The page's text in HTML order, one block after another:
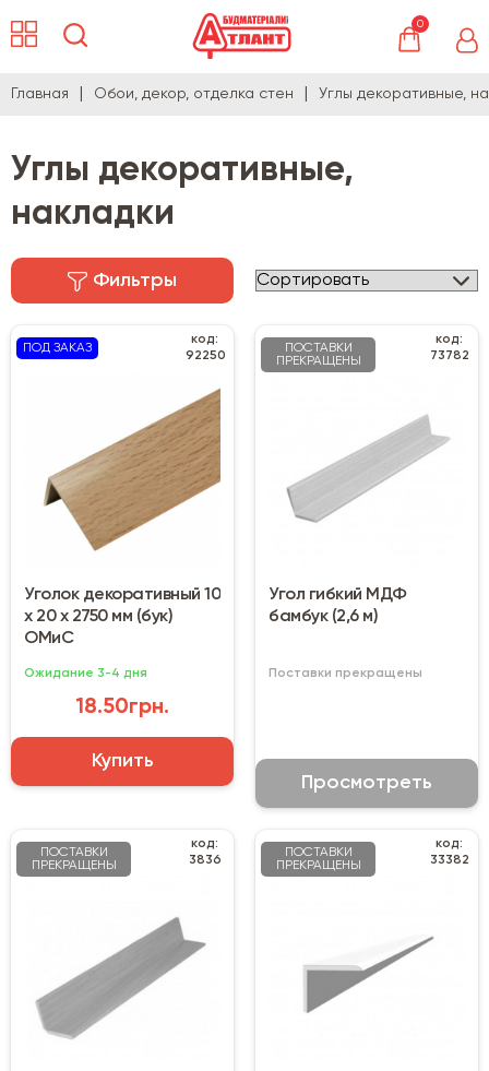
0
Главная Обои, декор, отделка стен Углы декоративные,
Углы декоративные,
накладки
Фильтры
ПОД ЗАКАЗ
код:
92250
Уголок декоративный 10
х 20 х 2750 мм (бук)
ОМиС
Ожидание 3-4 дня
18.50грн.
Купить
ПОСТАВКИ
ПРЕКРАЩЕНЫ
код:
73782
Угол гибкий МДФ
бамбук (2,6 м)
Поставки прекращены
Просмотреть
ПОСТАВКИ
ПРЕКРАЩЕНЫ
код:
3836
ПОСТАВКИ
ПРЕКРАЩЕНЫ
код:
33382